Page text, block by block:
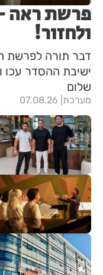
ולחזור!
דבר תורה לפרשת
ישיבת ההסדר
שלום
מערכת 07.08.26